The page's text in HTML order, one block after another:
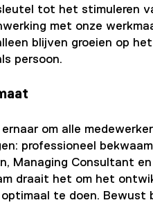
tot het stimuleren
met onze
blijven groeien op
persoon.
om alle
professioneel
Managing Consultant
draait het om het
optimaal te doen.